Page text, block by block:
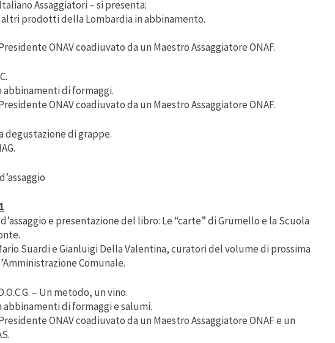
Assaggiatori – si presenta:
prodotti della Lombardia in abbinamento.
ONAV coadiuvato da un Maestro Assaggiatore ONAF.
di formaggi.
ONAV coadiuvato da un Maestro Assaggiatore ONAF.
degustazione di grappe.
e presentazione del libro: Le “carte” di Grumello e la Scuola
Suardi e Gianluigi Della Valentina, curatori del volume di prossima
Comunale.
– Un metodo, un vino.
di formaggi e salumi.
ONAV coadiuvato da un Maestro Assaggiatore ONAF e un